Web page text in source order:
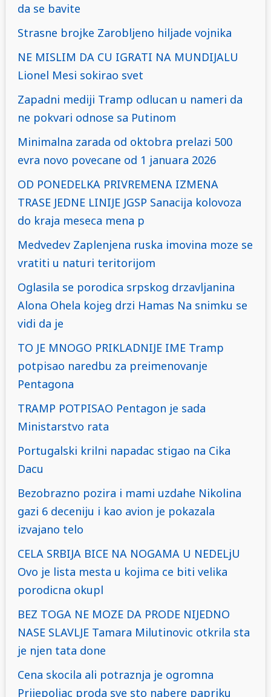
da se bavite
Strasne brojke Zarobljeno hiljade vojnika
NE MISLIM DA CU IGRATI NA MUNDIJALU
Lionel Mesi sokirao svet
Zapadni mediji Tramp odlucan u nameri da
ne pokvari odnose sa Putinom
Minimalna zarada od oktobra prelazi 500
evra novo povecane od 1 januara 2026
OD PONEDELKA PRIVREMENA IZMENA
TRASE JEDNE LINIJE JGSP Sanacija kolovoza
do kraja meseca mena p
Medvedev Zaplenjena ruska imovina moze se
vratiti u naturi teritorijom
Oglasila se porodica srpskog drzavljanina
Alona Ohela kojeg drzi Hamas Na snimku se
vidi da je
TO JE MNOGO PRIKLADNIJE IME Tramp
potpisao naredbu za preimenovanje
Pentagona
TRAMP POTPISAO Pentagon je sada
Ministarstvo rata
Portugalski krilni napadac stigao na Cika
Dacu
Bezobrazno pozira i mami uzdahe Nikolina
gazi 6 deceniju i kao avion je pokazala
izvajano telo
CELA SRBIJA BICE NA NOGAMA U NEDELjU
Ovo je lista mesta u kojima ce biti velika
porodicna okupl
BEZ TOGA NE MOZE DA PRODE NIJEDNO
NASE SLAVLJE Tamara Milutinovic otkrila sta
je njen tata done
Cena skocila ali potraznja je ogromna
Prijepoljac proda sve sto nabere papriku